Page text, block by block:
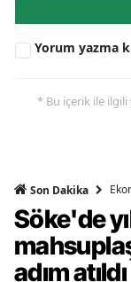
Yorum yazma
* Bu içerik ile ilgili
Son Dakika
Söke'de
adım atıldı